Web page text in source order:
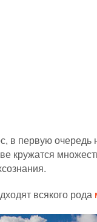
в первую очередь
кружатся
всякого рода